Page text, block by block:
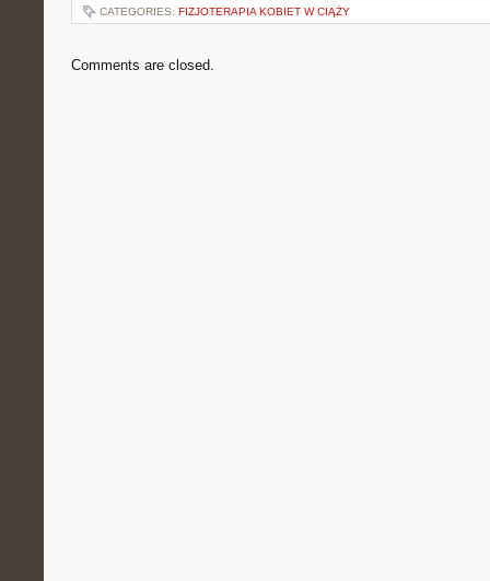
CATEGORIES: FIZJOTERAPIA KOBIET W CIĄŻY
Comments are closed.